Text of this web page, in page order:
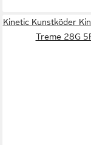
Kinetic Kunstköder
Treme 28G